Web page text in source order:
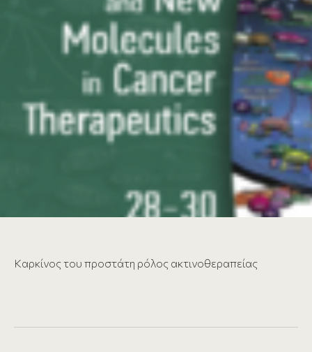
Καρκίνος του προστάτη ρόλος ακτινοθεραπείας